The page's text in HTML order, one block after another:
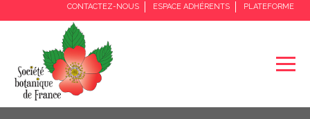
CONTACTEZ-NOUS ESPACE ADHÉRENTS PLATEFORME